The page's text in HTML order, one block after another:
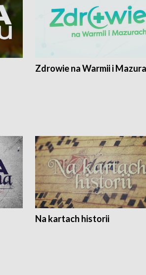
Zdrowie na Warmii i
Na kartach historii